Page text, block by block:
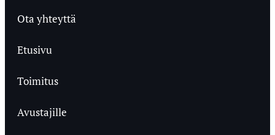
Ota yhteyttä
Etusivu
Toimitus
Avustajille